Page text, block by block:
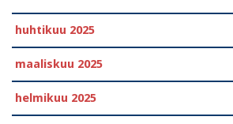
huhtikuu 2025
maaliskuu 2025
helmikuu 2025